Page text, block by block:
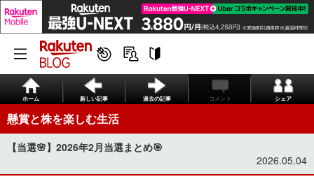
ホーム 新しい記事 過去の記事 コメント シェア
懸賞と株を楽しむ生活
【当選🌸】2026年2月当選まとめ🎯
2026.05.04